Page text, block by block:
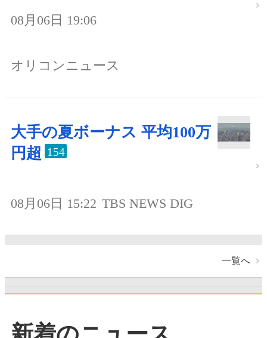
08月06日 19:06
オリコンニュース
大手の夏ボーナス 平均100万
円超 154
08月06日 15:22 TBS NEWS DIG
一覧へ